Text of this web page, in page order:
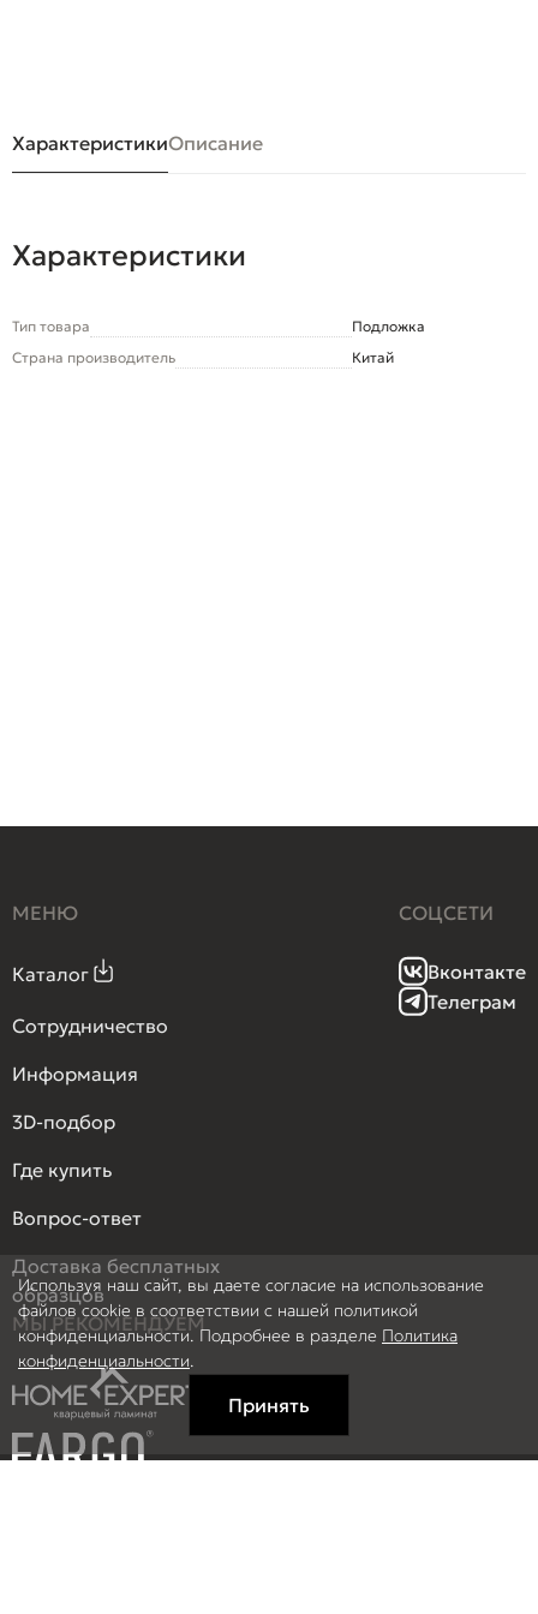
ХарактеристикиОписание
Характеристики
Тип товара
Подложка
Страна производитель
Китай
МЕНЮ
Каталог
Сотрудничество
Информация
3D-подбор
Где купить
Вопрос-ответ
Доставка бесплатных
образцов
СОЦСЕТИ
Вконтакте
Телеграм
МЫ РЕКОМЕНДУЕМ
Используя наш сайт, вы даете согласие на использование
файлов cookie в соответствии с нашей политикой
конфиденциальности. Подробнее в разделе Политика
конфиденциальности.
Принять